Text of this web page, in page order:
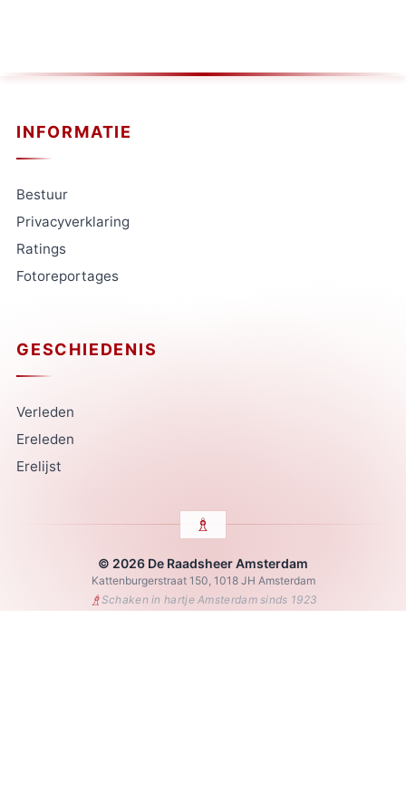
INFORMATIE
Bestuur
Privacyverklaring
Ratings
Fotoreportages
GESCHIEDENIS
Verleden
Ereleden
Erelijst
© 2026 De Raadsheer Amsterdam
Kattenburgerstraat 150, 1018 JH Amsterdam
♗Schaken in hartje Amsterdam sinds 1923